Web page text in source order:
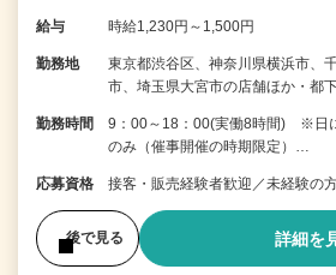
給与 時給1,230円～1,500円
勤務地
東京都渋谷区、神奈川県横浜市、
市、埼玉県大宮市の店舗ほか・都
勤務時間
9：00～18：00(実働8時間) ※日
のみ（催事開催の時期限定）…
応募資格 接客・販売経験者歓迎／未経験の
後で見る 詳細を